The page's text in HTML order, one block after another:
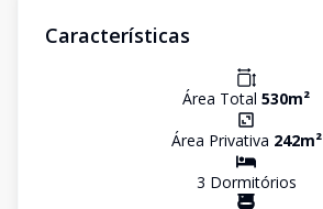
Características
Área Total 530m²
Área Privativa 242m²
3 Dormitórios